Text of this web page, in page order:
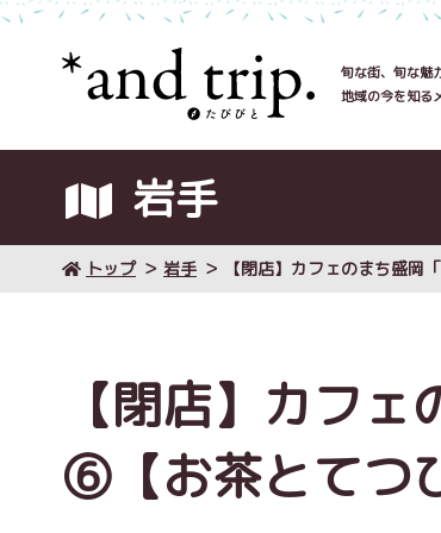
旬な街、旬な魅
地域の今を知る
岩手
トップ 岩手 【閉店】カフェのまち盛岡
【閉店】カフ
⑥【お茶とてつ